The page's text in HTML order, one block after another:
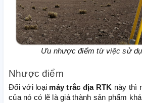
Ưu nhược điểm từ việc sử
Nhược điểm
Đối với loại máy trắc địa RTK này thì
của nó có lẽ là giá thành sản phẩm